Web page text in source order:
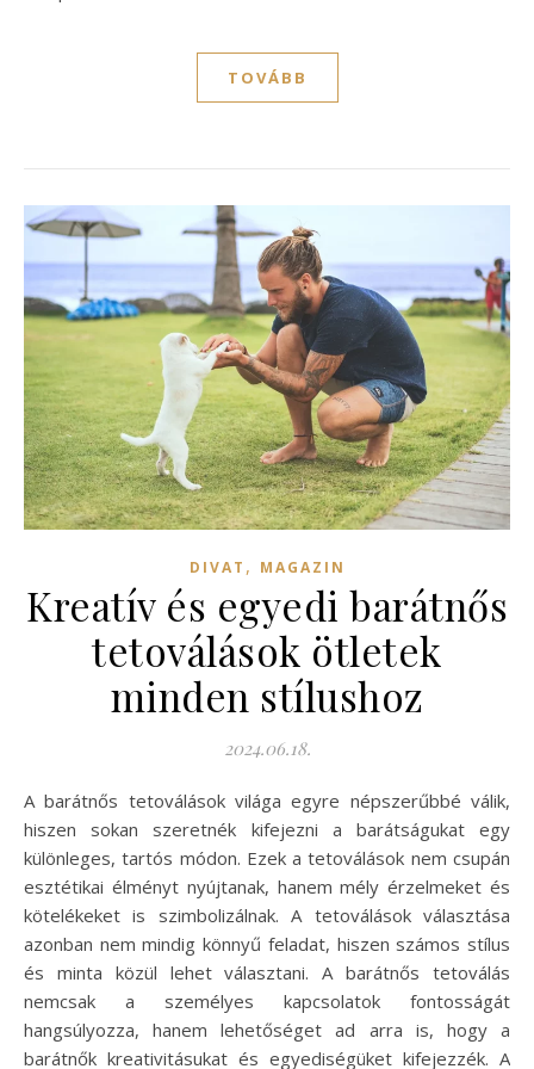
TOVÁBB
DIVAT , MAGAZIN
Kreatív és egyedi barátnős
tetoválások ötletek
minden stílushoz
2024.06.18.
A barátnős tetoválások világa egyre népszerűbbé válik,
hiszen sokan szeretnék kifejezni a barátságukat egy
különleges, tartós módon. Ezek a tetoválások nem csupán
esztétikai élményt nyújtanak, hanem mély érzelmeket és
kötelékeket is szimbolizálnak. A tetoválások választása
azonban nem mindig könnyű feladat, hiszen számos stílus
és minta közül lehet választani. A barátnős tetoválás
nemcsak a személyes kapcsolatok fontosságát
hangsúlyozza, hanem lehetőséget ad arra is, hogy a
barátnők kreativitásukat és egyediségüket kifejezzék. A